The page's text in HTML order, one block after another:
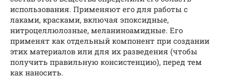
использования. Применяют его для работы с
лаками, красками, включая эпоксидные,
нитроцеллюлозные, меланиноамидные. Его
применят как отдельный компонент при создании
этих материалов или для их разведения (чтобы
получить правильную консистенцию), перед тем
как наносить.